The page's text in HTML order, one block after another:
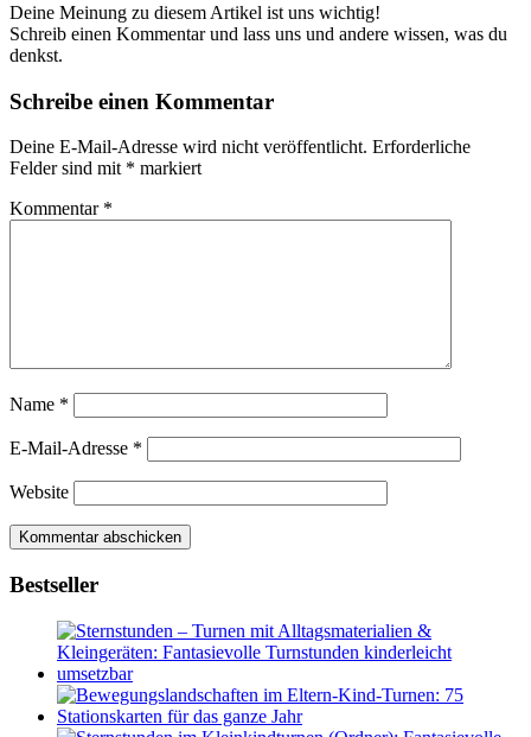
Deine Meinung zu diesem Artikel ist uns wichtig!
Schreib einen Kommentar und lass uns und andere wissen, was du
denkst.
Schreibe einen Kommentar
Deine E-Mail-Adresse wird nicht veröffentlicht. Erforderliche
Felder sind mit * markiert
Kommentar *
Name *
E-Mail-Adresse *
Website
Bestseller